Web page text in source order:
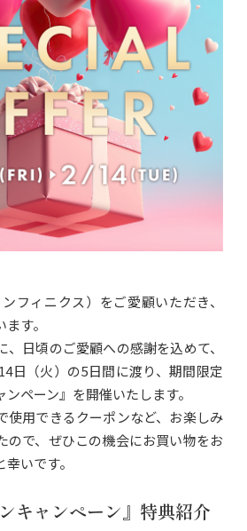
フィニクス）をご愛顧いただき、
す。
日頃のご愛顧への感謝を込めて、
日（火）の5日間に渡り、期間限定
ペーン』を開催いたします。
使用できるクーポンなど、お楽しみ
ので、ぜひこの機会にお買い物をお
いです。
キャンペーン』特典紹介